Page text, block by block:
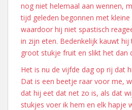
nog niet helemaal aan wennen,
tijd geleden begonnen met
waardoor hij niet spastisch
in zijn eten. Bedenkelijk kauwt
groot stukje fruit en slikt het dan
Het is nu de vijfde dag op rij dat
Dat is een beetje raar voor me,
dat hij eet dat net zo is, als dat
stukjes voer ik hem en elk hapje